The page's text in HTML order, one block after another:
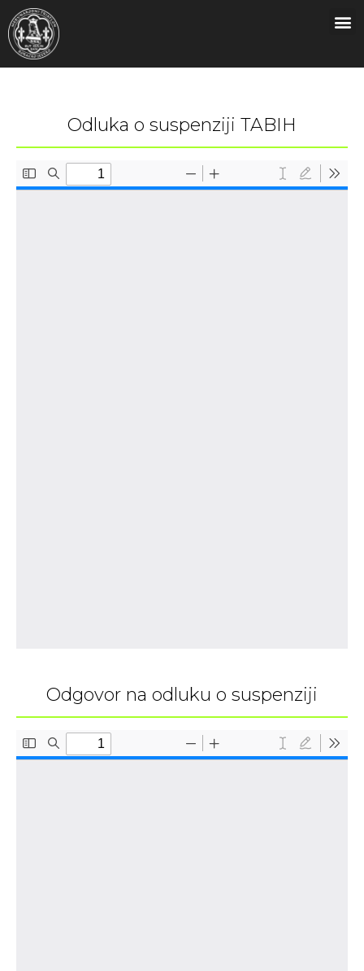
Odluka o suspenziji TABIH
Odgovor na odluku o suspenziji